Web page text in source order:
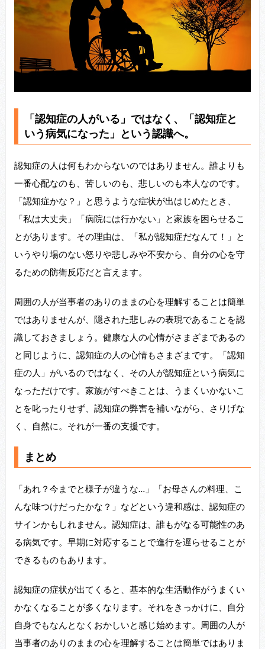
「認知症の人がいる」ではなく、「認知症と
いう病気になった」という認識へ。
認知症の人は何もわからないのではありません。誰よりも
一番心配なのも、苦しいのも、悲しいのも本人なのです。
「認知症かな？」と思うような症状が出はじめたとき、
「私は大丈夫」「病院には行かない」と家族を困らせるこ
とがあります。その理由は、「私が認知症だなんて！」と
いうやり場のない怒りや悲しみや不安から、自分の心を守
るための防衛反応だと言えます。
周囲の人が当事者のありのままの心を理解することは簡単
ではありませんが、隠された悲しみの表現であることを認
識しておきましょう。健康な人の心情がさまざまであるの
と同じように、認知症の人の心情もさまざまです。「認知
症の人」がいるのではなく、その人が認知症という病気に
なっただけです。家族がすべきことは、うまくいかないこ
とを叱ったりせず、認知症の弊害を補いながら、さりげな
く、自然に。それが一番の支援です。
まとめ
「あれ？今までと様子が違うな…」「お母さんの料理、こ
んな味つけだったかな？」などという違和感は、認知症の
サインかもしれません。認知症は、誰もがなる可能性のあ
る病気です。早期に対応することで進行を遅らせることが
できるものもあります。
認知症の症状が出てくると、基本的な生活動作がうまくい
かなくなることが多くなります。それをきっかけに、自分
自身でもなんとなくおかしいと感じ始めます。周囲の人が
当事者のありのままの心を理解することは簡単ではありま